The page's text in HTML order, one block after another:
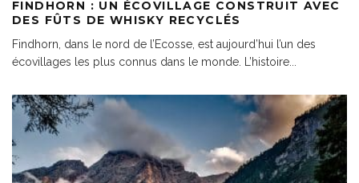
FINDHORN : UN ÉCOVILLAGE CONSTRUIT AVEC
DES FÛTS DE WHISKY RECYCLÉS
Findhorn, dans le nord de l’Ecosse, est aujourd’hui l’un des
écovillages les plus connus dans le monde. L’histoire